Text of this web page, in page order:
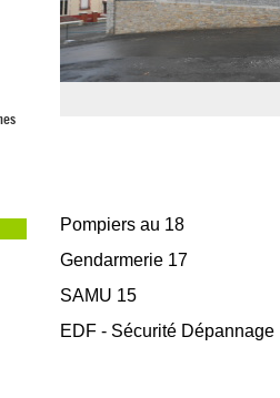
Pompiers au 18
Gendarmerie 17
SAMU 15
EDF - Sécurité Dépannage